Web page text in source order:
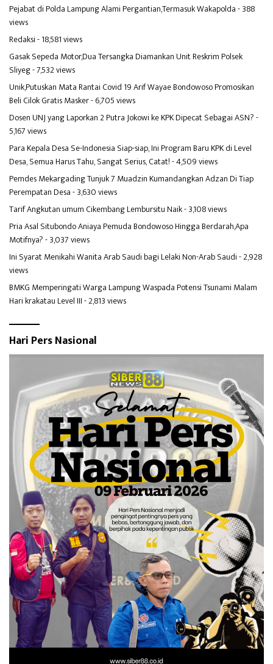
Pejabat di Polda Lampung Alami Pergantian,Termasuk Wakapolda- 388
views
Redaksi- 18,581 views
Gasak Sepeda Motor,Dua Tersangka Diamankan Unit Reskrim Polsek
Sliyeg- 7,532 views
Unik,Putuskan Mata Rantai Covid 19 Arif Wayae Bondowoso Promosikan
Beli Cilok Gratis Masker- 6,705 views
Dosen UNJ yang Laporkan 2 Putra Jokowi ke KPK Dipecat Sebagai ASN?-
5,167 views
Para Kepala Desa Se-Indonesia Siap-siap, Ini Program Baru KPK di Level
Desa, Semua Harus Tahu, Sangat Serius, Catat!- 4,509 views
Pemdes Mekargading Tunjuk 7 Muadzin Kumandangkan Adzan Di Tiap
Perempatan Desa- 3,630 views
Tarif Angkutan umum Cikembang Lembursitu Naik- 3,108 views
Pria Asal Situbondo Aniaya Pemuda Bondowoso Hingga Berdarah,Apa
Motifnya?- 3,037 views
Ini Syarat Menikahi Wanita Arab Saudi bagi Lelaki Non-Arab Saudi- 2,928
views
BMKG Memperingati Warga Lampung Waspada Potensi Tsunami Malam
Hari krakatau Level III- 2,813 views
Hari Pers Nasional